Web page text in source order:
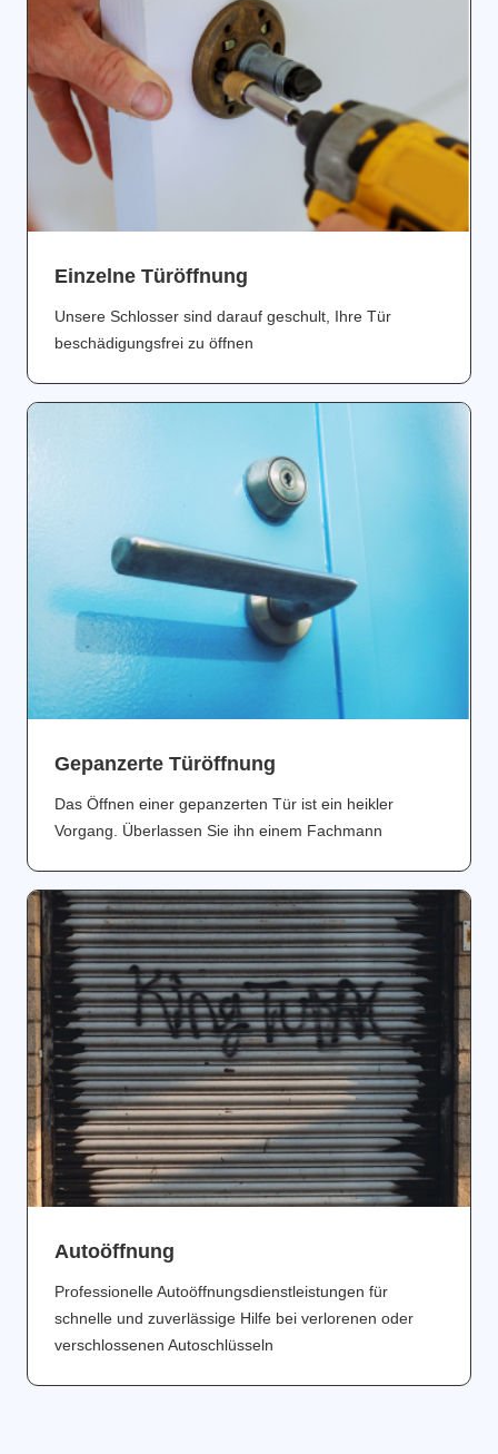
Einzelne Türöffnung
Unsere Schlosser sind darauf geschult, Ihre Tür
beschädigungsfrei zu öffnen
Gepanzerte Türöffnung
Das Öffnen einer gepanzerten Tür ist ein heikler
Vorgang. Überlassen Sie ihn einem Fachmann
Аutoöffnung
Professionelle Autoöffnungsdienstleistungen für
schnelle und zuverlässige Hilfe bei verlorenen oder
verschlossenen Autoschlüsseln